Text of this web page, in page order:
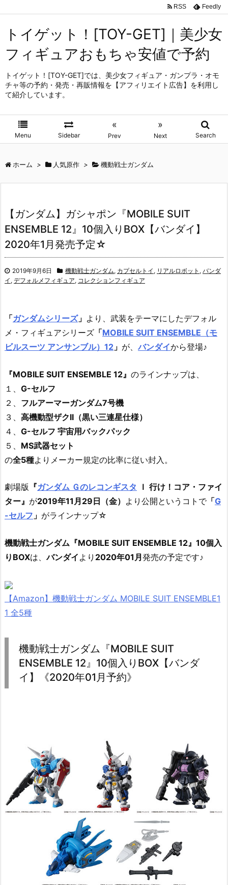
トイゲット！[TOY-GET]｜美少女
フィギュアおもちゃ安値で予約
トイゲット！[TOY-GET]では、美少女フィギュア・ガンプラ・オモ
チャ等の予約・発売・再販情報を【アフィリエイト広告】を利用し
て紹介しています。
Menu Sidebar
«
Prev
»
Next Search
RSS Feedly
ホーム > 人気原作 > 機動戦士ガンダム
【ガンダム】ガシャポン『MOBILE SUIT
ENSEMBLE 12』10個入りBOX【バンダイ】
2020年1月発売予定☆
2019年9月6日 機動戦士ガンダム, カプセルトイ , リアルロボット , バンダ
イ , デフォルメフィギュア, コレクションフィギュア
「ガンダムシリーズ」 より、 武装をテーマにしたデフォル
メ・フィギュアシリーズ 「MOBILE SUIT ENSEMBLE（モ
ビルスーツ アンサンブル）12 」 が、バンダイから登場♪
『MOBILE SUIT ENSEMBLE 12』 のラインナップは、
１、 G-セルフ
２、 フルアーマーガンダム7号機
３、 高機動型ザクII（黒い三連星仕様）
４、 G-セルフ 宇宙用バックパック
５、 MS武器セット
の全5種よりメーカー規定の比率に従い封入。
劇場版 『ガンダム Ｇのレコンギスタ Ｉ 行け！コア・ファイ
ター』 が2019年11月29日（金） より公開というコトで「G
-セルフ 」 がラインナップ☆
機動戦士ガンダム『MOBILE SUIT ENSEMBLE 12』10個入
りBOXは、バンダイ より 2020年01月発売の予定です♪
【Amazon】機動戦士ガンダム MOBILE SUIT ENSEMBLE1
1 全5種
機動戦士ガンダム『MOBILE SUIT
ENSEMBLE 12』10個入りBOX【バンダ
イ】《2020年01月予約》